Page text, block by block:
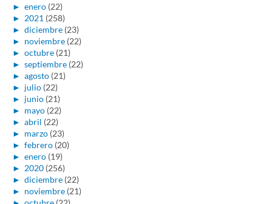
► enero (22)
► 2021 (258)
► diciembre (23)
► noviembre (22)
► octubre (21)
► septiembre (22)
► agosto (21)
► julio (22)
► junio (21)
► mayo (22)
► abril (22)
► marzo (23)
► febrero (20)
► enero (19)
► 2020 (256)
► diciembre (22)
► noviembre (21)